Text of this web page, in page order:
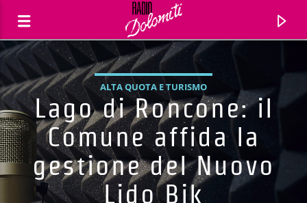
ALTA QUOTA E TURISMO
Lago di Roncone: il
Comune affida la
gestione del Nuovo
Lido Bik